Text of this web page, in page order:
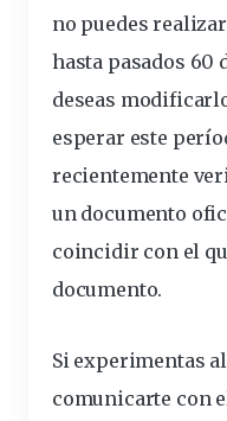
no puedes
hasta pasados 60
deseas
esperar este
recientemente
un documento
coincidir con el
documento.
Si experimentas
comunicarte con